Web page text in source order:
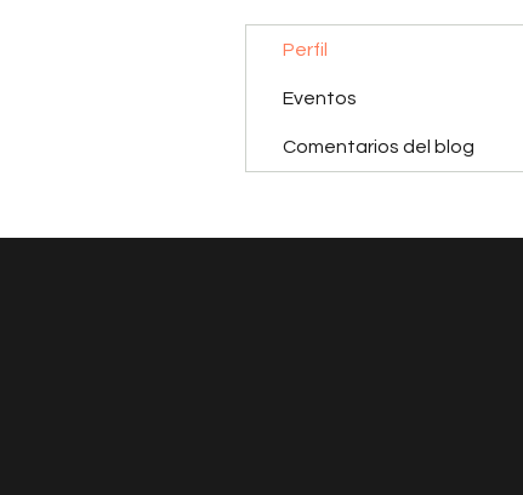
Perfil
Eventos
Comentarios del blog